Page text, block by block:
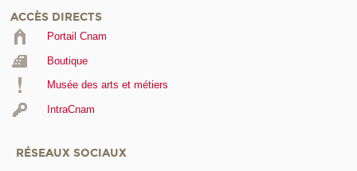
ACCÈS DIRECTS
Portail Cnam
Boutique
Musée des arts et métiers
IntraCnam
RÉSEAUX SOCIAUX